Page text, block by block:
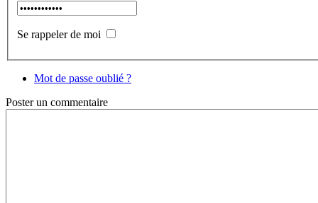
Se rappeler de moi
Mot de passe oublié ?
Posterun commentaire